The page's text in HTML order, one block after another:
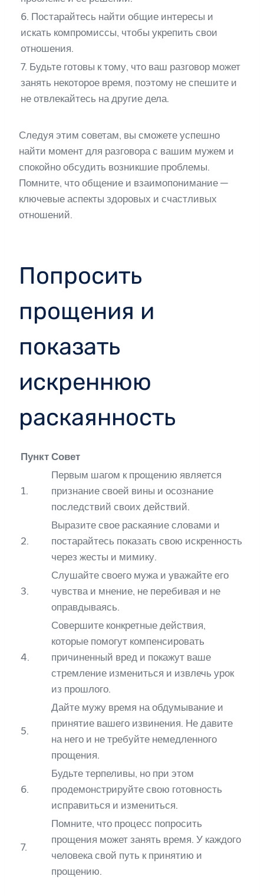
6. Постарайтесь найти общие интересы и
искать компромиссы, чтобы укрепить свои
отношения.
7. Будьте готовы к тому, что ваш разговор может
занять некоторое время, поэтому не спешите и
не отвлекайтесь на другие дела.
Следуя этим советам, вы сможете успешно
найти момент для разговора с вашим мужем и
спокойно обсудить возникшие проблемы.
Помните, что общение и взаимопонимание —
ключевые аспекты здоровых и счастливых
отношений.
Попросить
прощения и
показать
искреннюю
раскаянность
Пункт Совет
1.
Первым шагом к прощению является
признание своей вины и осознание
последствий своих действий.
2.
Выразите свое раскаяние словами и
постарайтесь показать свою искренность
через жесты и мимику.
3.
Слушайте своего мужа и уважайте его
чувства и мнение, не перебивая и не
оправдываясь.
4.
Совершите конкретные действия,
которые помогут компенсировать
причиненный вред и покажут ваше
стремление измениться и извлечь урок
из прошлого.
5.
Дайте мужу время на обдумывание и
принятие вашего извинения. Не давите
на него и не требуйте немедленного
прощения.
6.
Будьте терпеливы, но при этом
продемонстрируйте свою готовность
исправиться и измениться.
7.
Помните, что процесс попросить
прощения может занять время. У каждого
человека свой путь к принятию и
прощению.